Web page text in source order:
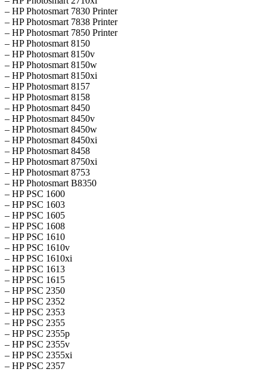
– HP Photosmart 7830 Printer
– HP Photosmart 7838 Printer
– HP Photosmart 7850 Printer
– HP Photosmart 8150
– HP Photosmart 8150v
– HP Photosmart 8150w
– HP Photosmart 8150xi
– HP Photosmart 8157
– HP Photosmart 8158
– HP Photosmart 8450
– HP Photosmart 8450v
– HP Photosmart 8450w
– HP Photosmart 8450xi
– HP Photosmart 8458
– HP Photosmart 8750xi
– HP Photosmart 8753
– HP Photosmart B8350
– HP PSC 1600
– HP PSC 1603
– HP PSC 1605
– HP PSC 1608
– HP PSC 1610
– HP PSC 1610v
– HP PSC 1610xi
– HP PSC 1613
– HP PSC 1615
– HP PSC 2350
– HP PSC 2352
– HP PSC 2353
– HP PSC 2355
– HP PSC 2355p
– HP PSC 2355v
– HP PSC 2355xi
– HP PSC 2357